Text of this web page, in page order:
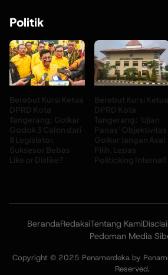
Politik
Berebut Kursi Ketua
DPRD Kota
Tangerang: Golkar
Godok 3 Calon dari
8 Legislator,
Suksesor Bebas
Like or Dislike?
Berebut Kursi Ketua
DPRD Kota
Tangerang: ‘Ujian
Panas’ Objektivitas
Golkar Jangan Asal
Pilih, Lepas
Politicking Internal!
BerandaRedaksiTentang Kami
Pedoman Media
Copyright © 2025 Penamerdeka by
Reserved.